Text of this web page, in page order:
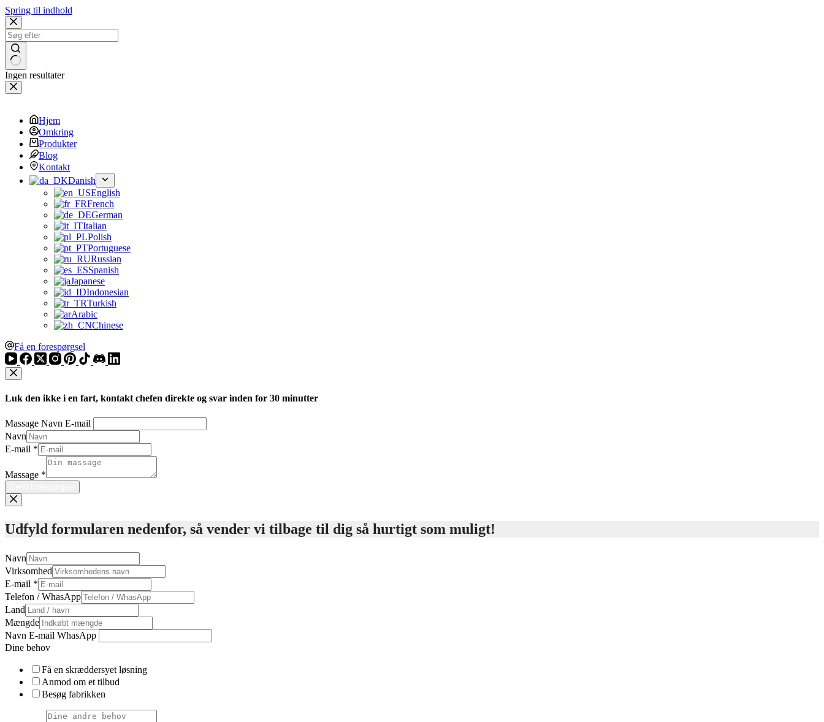
Spring til indhold
Ingen resultater
Hjem
Omkring
Produkter
Blog
Kontakt
Danish
English
French
German
Italian
Polish
Portuguese
Russian
Spanish
Japanese
Indonesian
Turkish
Arabic
Chinese
Få en forespørgsel
Luk den ikke i en fart, kontakt chefen direkte og svar inden for 30 minutter
Massage Navn E-mail
Navn
E-mail *
Massage *
Udfyld formularen nedenfor, så vender vi tilbage til dig så hurtigt som muligt!
Navn
Virksomhed
E-mail *
Telefon / WhasApp
Land
Mængde
Navn E-mail WhasApp
Dine behov
Få en skræddersyet løsning
Anmod om et tilbud
Besøg fabrikken